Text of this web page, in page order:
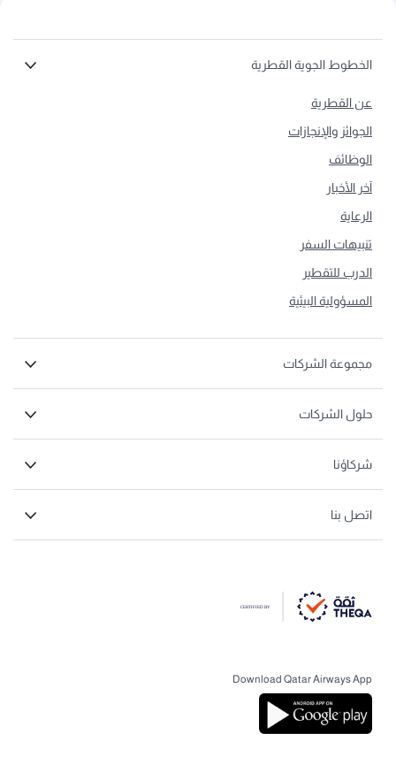
الخطوط الجوية القطرية
عن القطرية
الجوائز والإنجازات
الوظائف
آخر الأخبار
الرعاية
تنبيهات السفر
الدرب للتقطير
المسؤولية البيئية
مجموعة الشركات
حلول الشركات
شركاؤنا
اتصل بنا
Download Qatar Airways App